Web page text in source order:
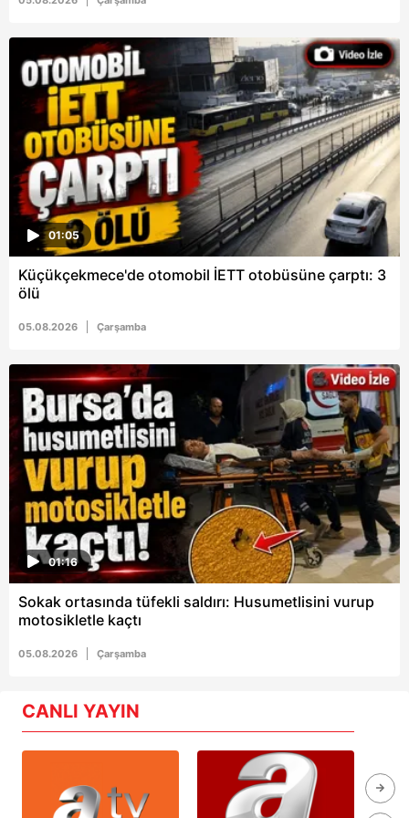
6698 sayılı Kişisel Verilerin Korunması Kanunu uyarınca
hazırlanmış Aydınlatma Metnimizi okumak ve sitemizde
ilgili mevzuata uygun olarak kullanılan çerezlerle ilgili bilgi
almak için lütfentıklayınız.
01:05
Küçükçekmece'de otomobil İETT otobüsüne çarptı: 3
ölü
05.08.2026 Çarşamba
01:16
Sokak ortasında tüfekli saldırı: Husumetlisini vurup
motosikletle kaçtı
05.08.2026 Çarşamba
CANLI YAYIN